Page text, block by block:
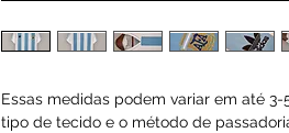
Essas medidas podem variar em até
tipo de tecido e o método de